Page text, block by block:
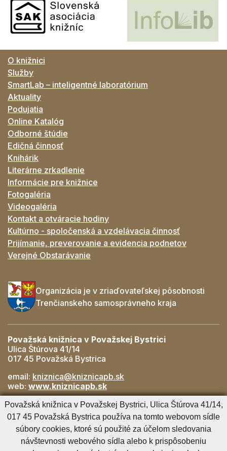
O knižnici
Služby
SmartLab – inteligentné laboratórium
Aktuality
Podujatia
Online Katalóg
Odborné štúdie
Edičná činnosť
Knihárik
Literárne zrkadlenie
Informácie pre knižnice
Fotogaléria
Videogaléria
Kontakt a otváracie hodiny
Kultúrno - spoločenská a vzdelávacia činnosť
Prijímanie, preverovanie a evidencia podnetov
Verejné Obstarávanie
Organizácia je v zriaďovateľskej pôsobnosti
Trenčianskeho samosprávneho kraja
Považská knižnica v Považskej Bystrici
Ulica Štúrova 41/14
017 45 Považská Bystrica
email: kniznica@kniznicapb.sk
web: www.kniznicapb.sk
Pobočky
Rozkvet- 042/432 56 59, rozkvet@kniznicapb.sk
SNP- 0901 918 843, snp@kniznicapb.sk
Považská knižnica v Považskej Bystrici, Ulica Štúrova 41/14,
017 45 Považská Bystrica používa na tomto webovom sídle
súbory cookies, ktoré sú použité za účelom sledovania
návštevnosti webového sídla alebo k prispôsobeniu